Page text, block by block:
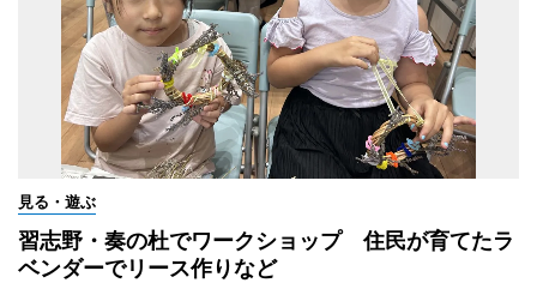
見る・遊ぶ
習志野・奏の杜でワークショップ 住民が育てたラ
ベンダーでリース作りなど